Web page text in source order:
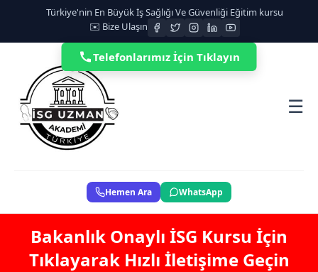
Türkiye'nin En Büyük İş Sağlığı Ve Güvenliği Eğitim kursu
✉️ Bize Ulaşın
☰
Hemen Ara WhatsApp
Bakanlık Onaylı İSG Kursu İçin
Tıklayarak Hızlı İletişime Geçin
Telefonlarımız İçin Tıklayın